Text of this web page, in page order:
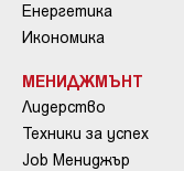
Енергетика
Икономика
МЕНИДЖМЪНТ
Лидерство
Техники за успех
Job Мениджър